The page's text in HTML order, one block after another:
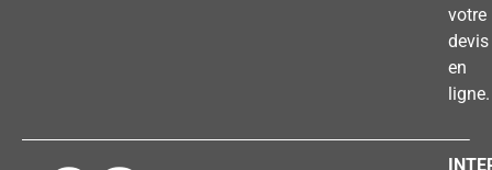
votre
devis
en
ligne.